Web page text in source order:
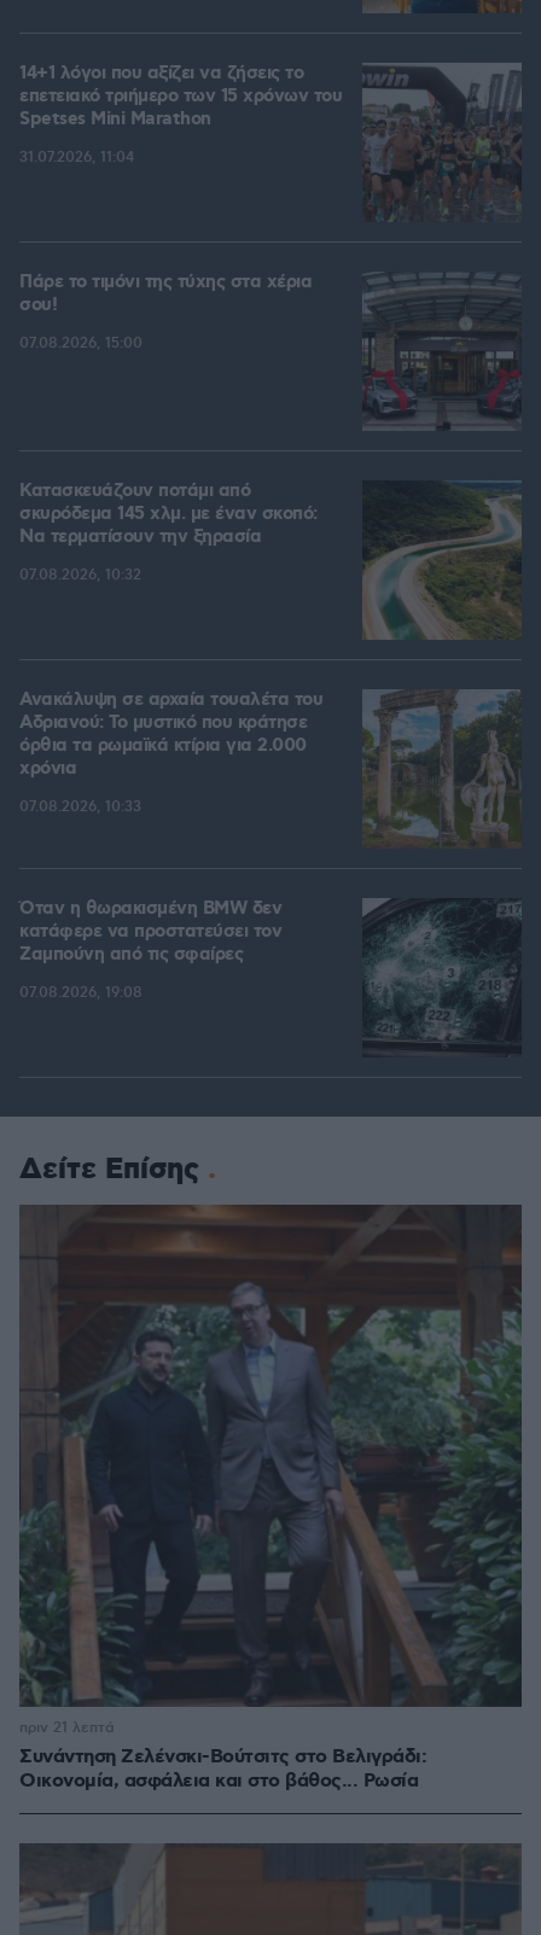
14+1 λόγοι που αξίζει να ζήσεις το
επετειακό τριήμερο των 15 χρόνων του
Spetses Mini Marathon
31.07.2026, 11:04
Πάρε το τιμόνι της τύχης στα χέρια
σου!
07.08.2026, 15:00
Κατασκευάζουν ποτάμι από
σκυρόδεμα 145 χλμ. με έναν σκοπό:
Να τερματίσουν την ξηρασία
07.08.2026, 10:32
Ανακάλυψη σε αρχαία τουαλέτα του
Αδριανού: Το μυστικό που κράτησε
όρθια τα ρωμαϊκά κτίρια για 2.000
χρόνια
07.08.2026, 10:33
Όταν η θωρακισμένη BMW δεν
κατάφερε να προστατεύσει τον
Ζαμπούνη από τις σφαίρες
07.08.2026, 19:08
Δείτε Επίσης
Συνάντηση Ζελένσκι-Βούτσιτς στο Βελιγράδι:
Οικονομία, ασφάλεια και στο βάθος... Ρωσία
πριν 21 λεπτά